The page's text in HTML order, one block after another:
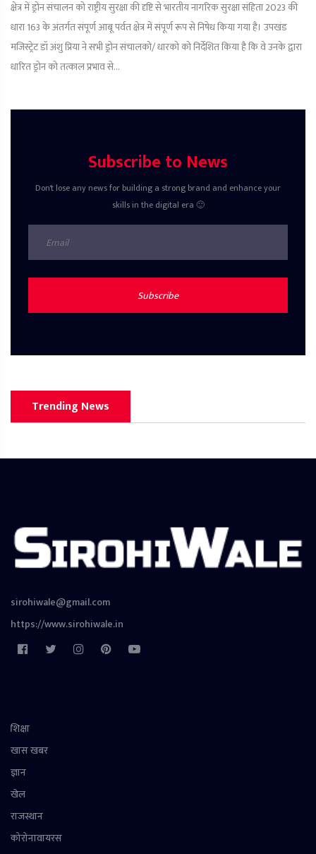
क्षेत्र में ड्रोन संचालन को राष्ट्रीय सुरक्षा की दृष्टि से भारतीय नागरिक सुरक्षा संहिता 2023 की
धारा 163 के अंतर्गत संपूर्ण आबू पर्वत क्षेत्र में संपूर्ण रूप से निषेध किया गया है। उपखंड
मजिस्ट्रेट डॉ अंशु प्रिया ने सभी ड्रोन संचालको/ धारको को निर्देशित किया है कि वे उनके द्वारा
धारित ड्रोन को तत्काल प्रभाव से...
Subscribe to News
Don't lose any news for building a strong brand and enhance your
skills in the digital era 🙂
Subscribe
Trending News
sirohiwale@gmail.com
https://www.sirohiwale.in
शिक्षा
खास खबर
ज्ञान
खेल
राजस्थान
कोरोनावायरस